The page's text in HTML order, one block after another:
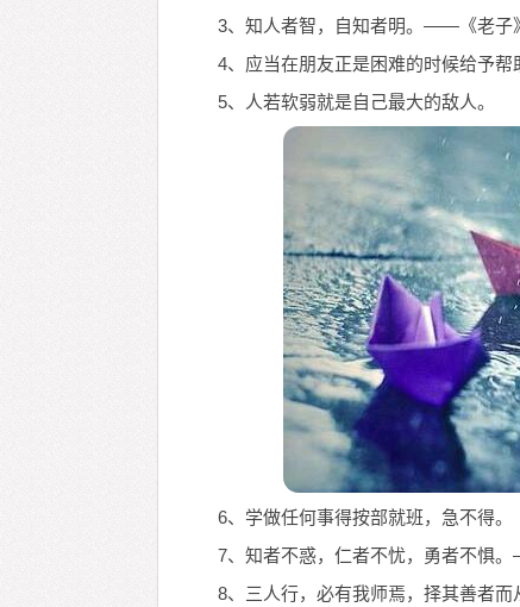
3、知人者智，自知者明。——《老子》
4、应当在朋友正是困难的时候给予
5、人若软弱就是自己最大的敌人。
6、学做任何事得按部就班，急不得。
7、知者不惑，仁者不忧，勇者不惧
8、三人行，必有我师焉，择其善者